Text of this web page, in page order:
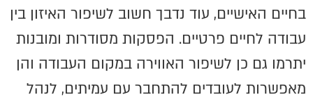
בחיים האישיים, עוד נדבך חשוב לשיפור האיזון בין
עבודה לחיים פרטיים. הפסקות מסודרות ומובנות
יתרמו גם כן לשיפור האווירה במקום העבודה והן
מאפשרות לעובדים להתחבר עם עמיתים, לנהל